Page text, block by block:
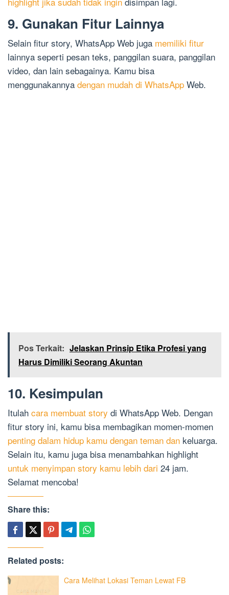
9. Gunakan Fitur Lainnya
Selain fitur story, WhatsApp Web juga memiliki fitur
lainnya seperti pesan teks, panggilan suara, panggilan
video, dan lain sebagainya. Kamu bisa
menggunakannya dengan mudah di WhatsApp Web.
Pos Terkait: Jelaskan Prinsip Etika Profesi yang
Harus Dimiliki Seorang Akuntan
10. Kesimpulan
Itulah cara membuat story di WhatsApp Web. Dengan
fitur story ini, kamu bisa membagikan momen-momen
penting dalam hidup kamu dengan teman dan keluarga.
Selain itu, kamu juga bisa menambahkan highlight
untuk menyimpan story kamu lebih dari 24 jam.
Selamat mencoba!
Share this:
Related posts:
Cara Melihat Lokasi Teman Lewat FB